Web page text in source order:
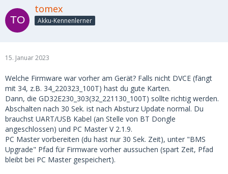
tomex
Akku-Kennenlerner
15. Januar 2023
Welche Firmware war vorher am Gerät? Falls nicht DVCE (fängt
mit 34, z.B. 34_220323_100T) hast du gute Karten.
Dann, die GD32E230_303(32_221130_100T) sollte richtig werden.
Abschalten nach 30 Sek. ist nach Absturz Update normal. Du
brauchst UART/USB Kabel (an Stelle von BT Dongle
angeschlossen) und PC Master V 2.1.9.
PC Master vorbereiten (du hast nur 30 Sek. Zeit), unter "BMS
Upgrade" Pfad für Firmware vorher aussuchen (spart Zeit, Pfad
bleibt bei PC Master gespeichert).